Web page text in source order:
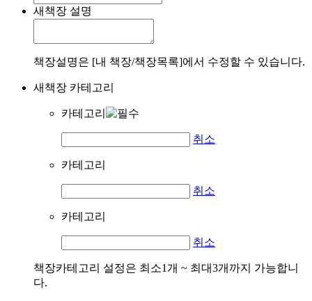
새책장 설명
책장설명은 [내 책장/책장목록]에서 수정할 수 있습니다.
새책장 카테고리
카테고리
취소
카테고리
취소
카테고리
취소
책장카테고리 설정은 최소1개 ~ 최대3개까지 가능합니
다.